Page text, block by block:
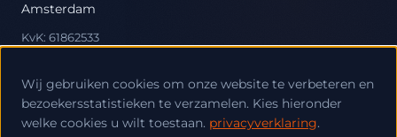
Wij gebruiken cookies om onze website te verbeteren en
bezoekersstatistieken te verzamelen. Kies hieronder
welke cookies u wilt toestaan. privacyverklaring.
Amsterdam
KvK: 61862533
© 2026 EASEO. Alle rechten voorbehouden.